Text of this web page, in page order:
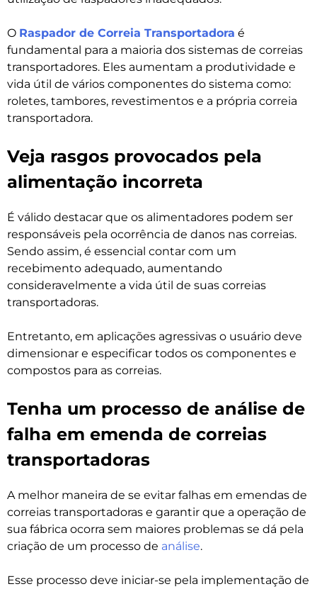
O Raspador de Correia Transportadora é
fundamental para a maioria dos sistemas de correias
transportadores. Eles aumentam a produtividade e
vida útil de vários componentes do sistema como:
roletes, tambores, revestimentos e a própria correia
transportadora.
Veja rasgos provocados pela
alimentação incorreta
É válido destacar que os alimentadores podem ser
responsáveis pela ocorrência de danos nas correias.
Sendo assim, é essencial contar com um
recebimento adequado, aumentando
consideravelmente a vida útil de suas correias
transportadoras.
Entretanto, em aplicações agressivas o usuário deve
dimensionar e especificar todos os componentes e
compostos para as correias.
Tenha um processo de análise de
falha em emenda de correias
transportadoras
A melhor maneira de se evitar falhas em emendas de
correias transportadoras e garantir que a operação de
sua fábrica ocorra sem maiores problemas se dá pela
criação de um processo de análise.
Esse processo deve iniciar-se pela implementação de